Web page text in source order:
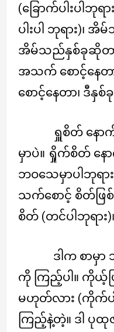
(ခြောက်ပါးပါဘု
ပါးပါ ဘုရား)၊ အိ
အိမ်သည်နှစ်ခုဆိုတာ
အသက် စောင့်နေတ
စောင့်နေတာ၊ ဒီနှ
ရှူစိတ် နေ
မှာပဲ။ ရှိုက်စိတ် နေ
ဘဝသေမှာပါဘုရာ
သက်စောင့် စိတ်ဖြ
စိတ် (တင်ပါဘုရား)
ဒါက စာမှ
ကို ကြည့်ပါ။ ကိုယ့်
မဟုတ်လား (ကိုက်ပ
ကြည့်နဲ့တဲ့။ ဒါ ပုထု